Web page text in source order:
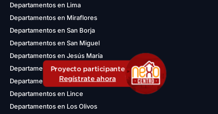
Proyecto participante
Regístrate ahora
Departamentos en Lima
Departamentos en Miraflores
Departamentos en San Borja
Departamentos en San Miguel
Departamentos en Jesús María
Departamentos en San Isidro
Departamentos en Magdalena del Mar
Departamentos en Lince
Departamentos en Los Olivos